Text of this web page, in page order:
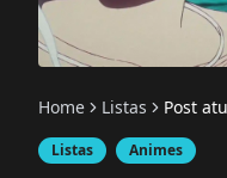
Home Listas Post
Listas Animes